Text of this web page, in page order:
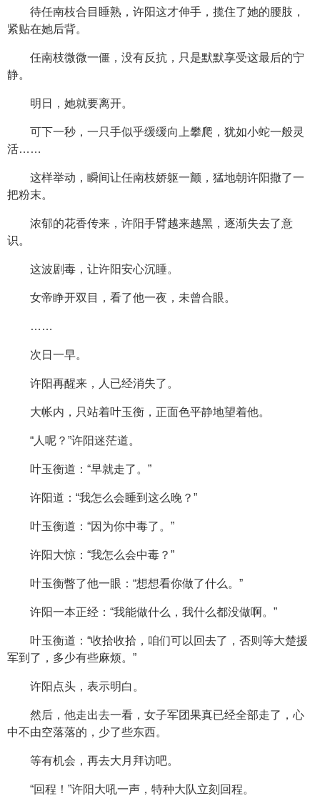
待任南枝合目睡熟，许阳这才伸手，揽住了她的腰肢，
紧贴在她后背。
任南枝微微一僵，没有反抗，只是默默享受这最后的宁
静。
明日，她就要离开。
可下一秒，一只手似乎缓缓向上攀爬，犹如小蛇一般灵
活……
这样举动，瞬间让任南枝娇躯一颤，猛地朝许阳撒了一
把粉末。
浓郁的花香传来，许阳手臂越来越黑，逐渐失去了意
识。
这波剧毒，让许阳安心沉睡。
女帝睁开双目，看了他一夜，未曾合眼。
……
次日一早。
许阳再醒来，人已经消失了。
大帐内，只站着叶玉衡，正面色平静地望着他。
“人呢？”许阳迷茫道。
叶玉衡道：“早就走了。”
许阳道：“我怎么会睡到这么晚？”
叶玉衡道：“因为你中毒了。”
许阳大惊：“我怎么会中毒？”
叶玉衡瞥了他一眼：“想想看你做了什么。”
许阳一本正经：“我能做什么，我什么都没做啊。”
叶玉衡道：“收拾收拾，咱们可以回去了，否则等大楚援
军到了，多少有些麻烦。”
许阳点头，表示明白。
然后，他走出去一看，女子军团果真已经全部走了，心
中不由空落落的，少了些东西。
等有机会，再去大月拜访吧。
“回程！”许阳大吼一声，特种大队立刻回程。